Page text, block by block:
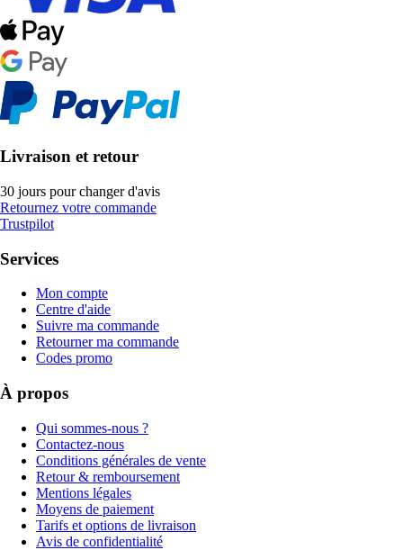
Livraison et retour
30 jours pour changer d'avis
Retournez votre commande
Trustpilot
Services
Mon compte
Centre d'aide
Suivre ma commande
Retourner ma commande
Codes promo
À propos
Qui sommes-nous ?
Contactez-nous
Conditions générales de vente
Retour & remboursement
Mentions légales
Moyens de paiement
Tarifs et options de livraison
Avis de confidentialité